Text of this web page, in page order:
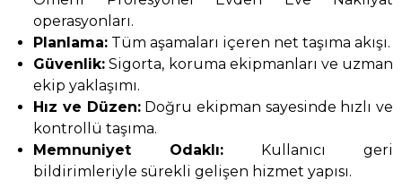
operasyonları.
Planlama: Tüm aşamaları içeren net taşıma akışı.
Güvenlik: Sigorta, koruma ekipmanları ve uzman
ekip yaklaşımı.
Hız ve Düzen:Doğru ekipman sayesinde hızlı ve
kontrollü taşıma.
Memnuniyet Odaklı: Kullanıcı geri
bildirimleriyle sürekli gelişen hizmet yapısı.